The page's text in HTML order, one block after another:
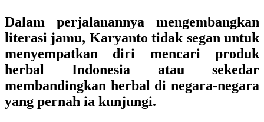
Dalam perjalanannya mengembangkan
literasi jamu, Karyanto tidak segan untuk
menyempatkan diri mencari produk
herbal Indonesia atau sekedar
membandingkan herbal di negara-negara
yang pernah ia kunjungi.